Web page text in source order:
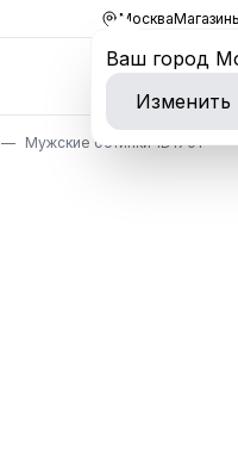
Москва
Ваш город
Изменить
Мужские ботинки 1D1701